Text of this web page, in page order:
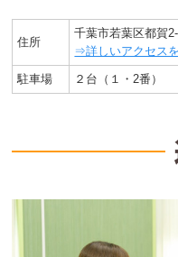
住所
千葉市若葉区都賀
⇒詳しいアクセス
駐車場 ２台（１・2番）